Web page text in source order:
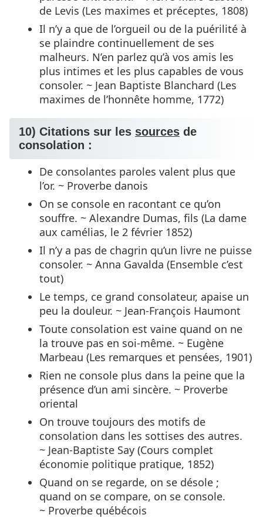
de Levis (Les maximes et préceptes, 1808)
Il n’y a que de l’orgueil ou de la puérilité à
se plaindre continuellement de ses
malheurs. N’en parlez qu’à vos amis les
plus intimes et les plus capables de vous
consoler. ~ Jean Baptiste Blanchard (Les
maximes de l’honnête homme, 1772)
10) Citations sur les sources de
consolation :
De consolantes paroles valent plus que
l’or. ~ Proverbe danois
On se console en racontant ce qu’on
souffre. ~ Alexandre Dumas, fils (La dame
aux camélias, le 2 février 1852)
Il n’y a pas de chagrin qu’un livre ne puisse
consoler. ~ Anna Gavalda (Ensemble c’est
tout)
Le temps, ce grand consolateur, apaise un
peu la douleur. ~ Jean-François Haumont
Toute consolation est vaine quand on ne
la trouve pas en soi-même. ~ Eugène
Marbeau (Les remarques et pensées, 1901)
Rien ne console plus dans la peine que la
présence d’un ami sincère. ~ Proverbe
oriental
On trouve toujours des motifs de
consolation dans les sottises des autres.
~ Jean-Baptiste Say (Cours complet
économie politique pratique, 1852)
Quand on se regarde, on se désole ;
quand on se compare, on se console.
~ Proverbe québécois